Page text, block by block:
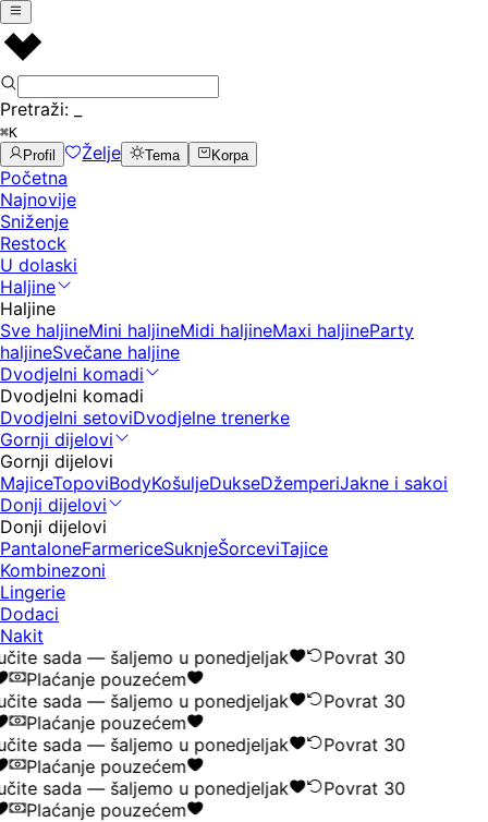
Pretraži:
⌘K
Profil
Želje Tema Korpa
Početna
Najnovije
Sniženje
Restock
U dolaski
Haljine
Haljine
Sve haljineMini haljineMidi haljineMaxi haljineParty
haljineSvečane haljine
Dvodjelni komadi
Dvodjelni komadi
Dvodjelni setoviDvodjelne trenerke
Gornji dijelovi
Gornji dijelovi
MajiceTopoviBodyKošuljeDukseDžemperiJakne i sakoi
Donji dijelovi
Donji dijelovi
PantaloneFarmericeSuknjeŠorceviTajice
Kombinezoni
Lingerie
Dodaci
Nakit
sada — šaljemo u ponedjeljak
Povrat 30
Plaćanje pouzećem
sada — šaljemo u ponedjeljak
Povrat 30
Plaćanje pouzećem
sada — šaljemo u ponedjeljak
Povrat 30
Plaćanje pouzećem
sada — šaljemo u ponedjeljak
Povrat 30
Plaćanje pouzećem